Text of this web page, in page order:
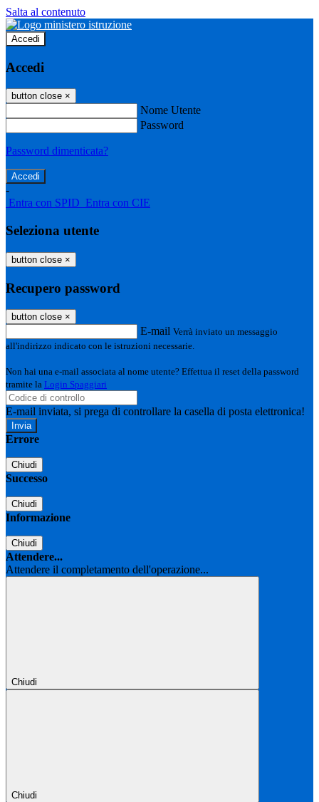
Salta al contenuto
Accedi
Accedi
button close ×
Nome Utente
Password
Password dimenticata?
-
Entra con SPID Entra con CIE
Seleziona utente
button close ×
Recupero password
button close ×
E-mail Verrà inviato un messaggio
all'indirizzo indicato con le istruzioni necessarie.
Non hai una e-mail associata al nome utente? Effettua il reset della password
tramite la Login Spaggiari
E-mail inviata, si prega di controllare la casella di posta elettronica!
Errore
Chiudi
Successo
Chiudi
Informazione
Chiudi
Attendere...
Attendere il completamento dell'operazione...
Chiudi
Chiudi